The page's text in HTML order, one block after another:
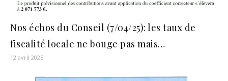
Nos échos du Conseil (7/04/25): les taux de
fiscalité locale ne bouge pas mais…
12 avril 2025